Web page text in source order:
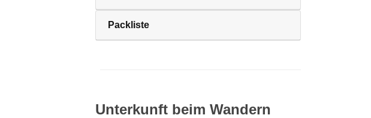
Packliste
Unterkunft beim Wandern